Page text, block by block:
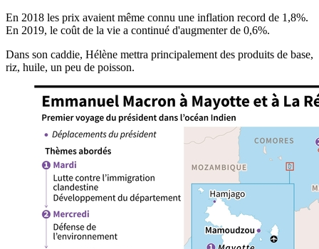
En 2018 les prix avaient même connu une inflation record de 1,8%.
En 2019, le coût de la vie a continué d'augmenter de 0,6%.
Dans son caddie, Hélène mettra principalement des produits de base,
riz, huile, un peu de poisson.